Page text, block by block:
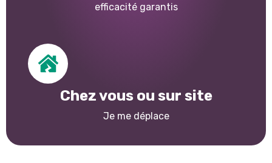
efficacité garantis
Chez vous ou sur site
Je me déplace